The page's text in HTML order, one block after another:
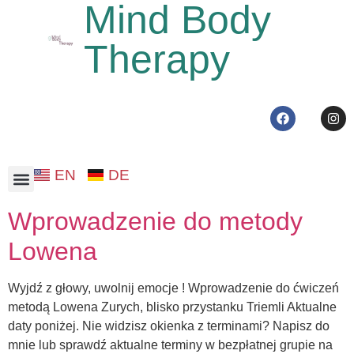
Mind Body
Therapy
EN DE
Wprowadzenie do metody
Lowena
Wyjdź z głowy, uwolnij emocje ! Wprowadzenie do ćwiczeń
metodą Lowena Zurych, blisko przystanku Triemli Aktualne
daty poniżej. Nie widzisz okienka z terminami? Napisz do
mnie lub sprawdź aktualne terminy w bezpłatnej grupie na